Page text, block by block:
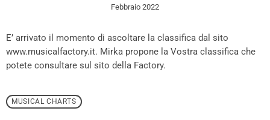
LINK
EMBED
Febbraio 2022
E’ arrivato il momento di ascoltare la classifica dal sito
www.musicalfactory.it. Mirka propone la Vostra classifica che
potete consultare sul sito della Factory.
MUSICAL CHARTS